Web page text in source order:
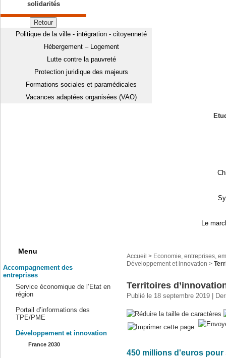
solidarités
Retour
Politique de la ville - intégration - citoyenneté
Hébergement – Logement
Lutte contre la pauvreté
Protection juridique des majeurs
Formations sociales et paramédicales
Vacances adaptées organisées (VAO)
Le
Menu
Accompagnement des
entreprises
Service économique de l’Etat en
région
Portail d’informations des
TPE/PME
Développement et innovation
France 2030
Accueil > Economie, entreprises,
Développement et innovation >
Territoires
Publié le 18 septembre 2019 |
450 millions d'euros